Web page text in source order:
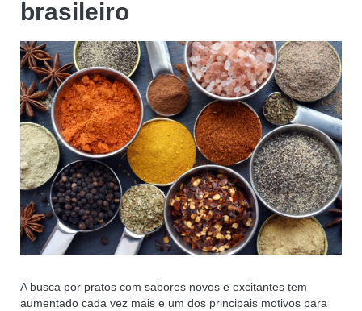
brasileiro
A busca por pratos com sabores novos e excitantes tem
aumentado cada vez mais e um dos principais motivos para